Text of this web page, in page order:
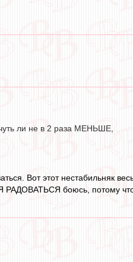
ли не в 2 раза МЕНЬШЕ,
Вот этот нестабильняк
РАДОВАТЬСЯ боюсь, потому